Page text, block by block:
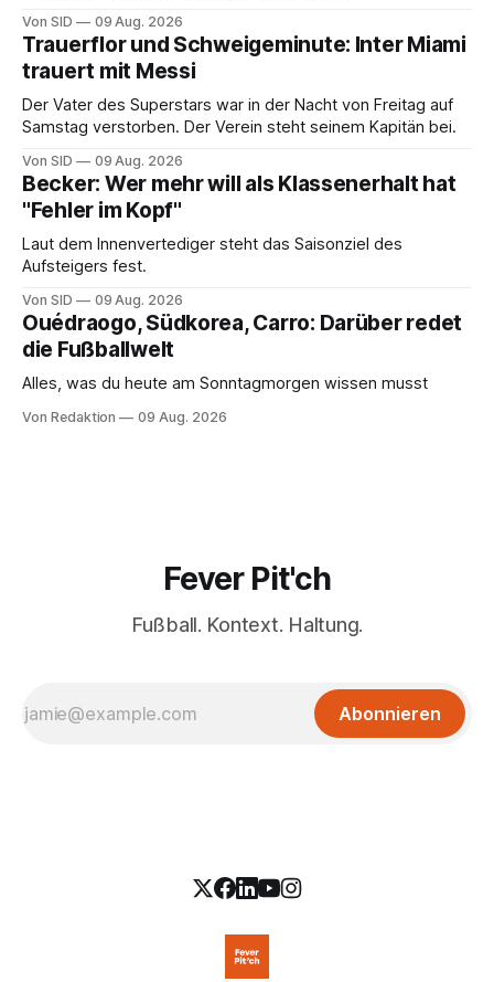
Von SID 09 Aug. 2026
Trauerflor und Schweigeminute: Inter Miami
trauert mit Messi
Der Vater des Superstars war in der Nacht von Freitag auf
Samstag verstorben. Der Verein steht seinem Kapitän bei.
Von SID 09 Aug. 2026
Becker: Wer mehr will als Klassenerhalt hat
"Fehler im Kopf"
Laut dem Innenvertediger steht das Saisonziel des
Aufsteigers fest.
Von SID 09 Aug. 2026
Ouédraogo, Südkorea, Carro: Darüber redet
die Fußballwelt
Alles, was du heute am Sonntagmorgen wissen musst
Von Redaktion 09 Aug. 2026
Fever Pit'ch
Fußball. Kontext. Haltung.
Abonnieren